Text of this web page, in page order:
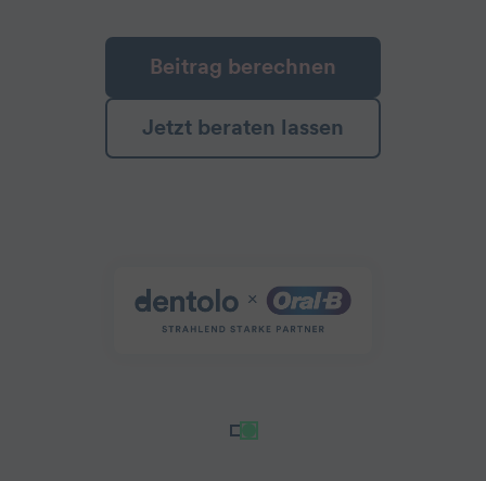
Beitrag berechnen
Jetzt beraten lassen